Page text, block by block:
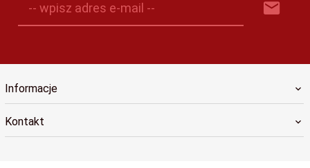
-- wpisz adres e-mail --
Informacje
Kontakt